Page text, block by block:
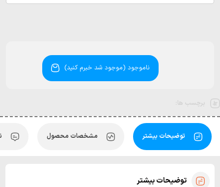
ناموجود (موجود شد خبرم کنید)
توضیحات بیشتر مشخصات محصول
توضیحات بیشتر